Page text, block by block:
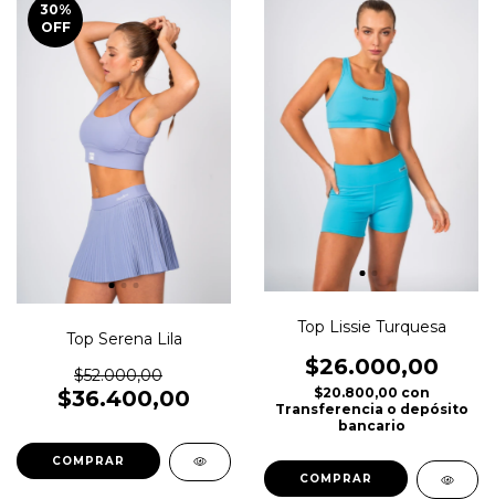
30%
OFF
Top Serena Lila
$52.000,00
$36.400,00
COMPRAR
Top Lissie Turquesa
$26.000,00
$20.800,00 con
Transferencia o depósito
bancario
COMPRAR